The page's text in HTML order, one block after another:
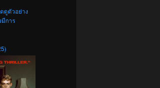
ดูตัวอย่าง
การ